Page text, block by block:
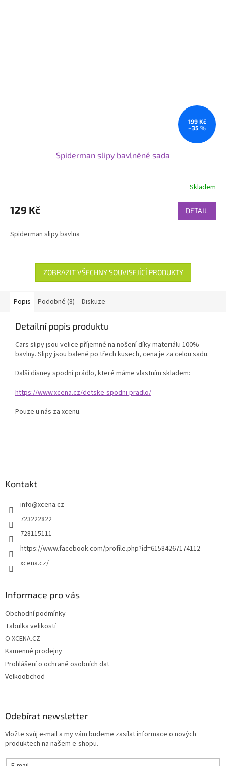
199 Kč
–35 %
Spiderman slipy bavlněné sada
Skladem
129 Kč DETAIL
Spiderman slipy bavlna
ZOBRAZIT VŠECHNY SOUVISEJÍCÍ PRODUKTY
Popis Podobné (8) Diskuze
Detailní popis produktu
Cars slipy jsou velice příjemné na nošení díky materiálu 100%
bavlny. Slipy jsou balené po třech kusech, cena je za celou sadu.
Další disney spodní prádlo, které máme vlastním skladem:
https://www.xcena.cz/detske-spodni-pradlo/
Pouze u nás za xcenu.
Kontakt
info@xcena.cz
723222822
728115111
https://www.facebook.com/profile.php?id=61584267174112
xcena.cz/
Informace pro vás
Obchodní podmínky
Tabulka velikostí
O XCENA.CZ
Kamenné prodejny
Prohlášení o ochraně osobních dat
Velkoobchod
Odebírat newsletter
Vložte svůj e-mail a my vám budeme zasílat informace o nových
produktech na našem e-shopu.